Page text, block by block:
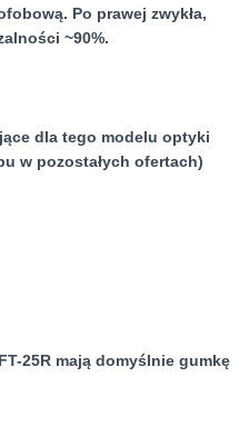
Po prawej zwykła,
~90%.
dla tego modelu optyki
w pozostałych ofertach)
25R mają domyślnie gumkę